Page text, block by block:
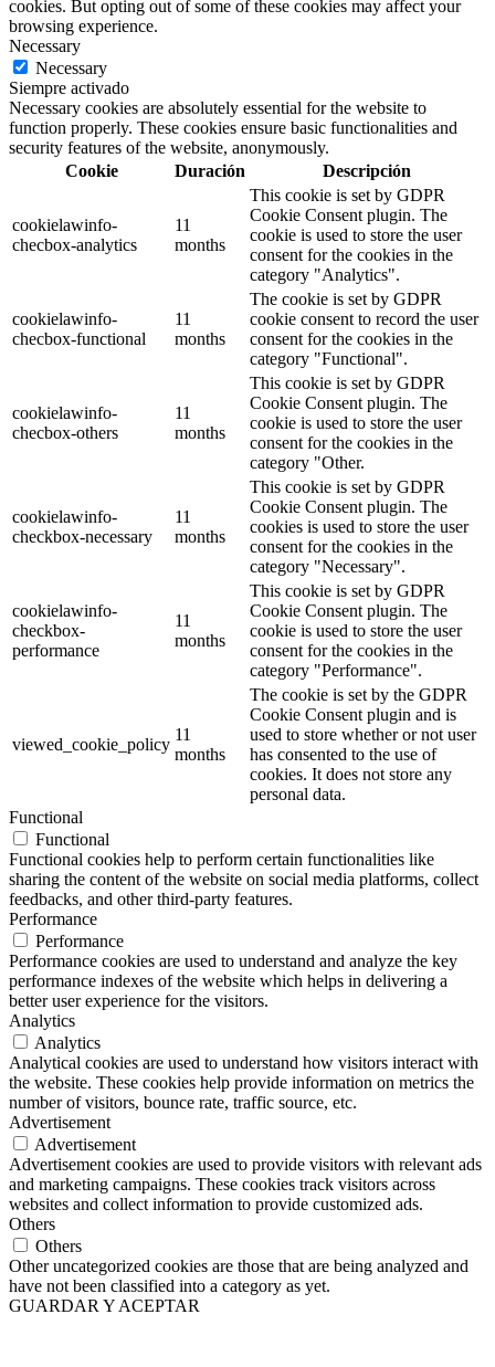
cookies. But opting out of some of these cookies may affect your
browsing experience.
Necessary
Necessary
Siempre activado
Necessary cookies are absolutely essential for the website to
function properly. These cookies ensure basic functionalities and
security features of the website, anonymously.
Cookie
Duración Descripción
cookielawinfo-
checbox-analytics
11
months
This cookie is set by GDPR
Cookie Consent plugin. The
cookie is used to store the user
consent for the cookies in the
category "Analytics".
cookielawinfo-
checbox-functional
11
months
The cookie is set by GDPR
cookie consent to record the user
consent for the cookies in the
category "Functional".
cookielawinfo-
checbox-others
11
months
This cookie is set by GDPR
Cookie Consent plugin. The
cookie is used to store the user
consent for the cookies in the
category "Other.
cookielawinfo-
checkbox-necessary
11
months
This cookie is set by GDPR
Cookie Consent plugin. The
cookies is used to store the user
consent for the cookies in the
category "Necessary".
cookielawinfo-
checkbox-
performance
11
months
This cookie is set by GDPR
Cookie Consent plugin. The
cookie is used to store the user
consent for the cookies in the
category "Performance".
viewed_cookie_policy
11
months
The cookie is set by the GDPR
Cookie Consent plugin and is
used to store whether or not user
has consented to the use of
cookies. It does not store any
personal data.
Functional
Functional
Functional cookies help to perform certain functionalities like
sharing the content of the website on social media platforms, collect
feedbacks, and other third-party features.
Performance
Performance
Performance cookies are used to understand and analyze the key
performance indexes of the website which helps in delivering a
better user experience for the visitors.
Analytics
Analytics
Analytical cookies are used to understand how visitors interact with
the website. These cookies help provide information on metrics the
number of visitors, bounce rate, traffic source, etc.
Advertisement
Advertisement
Advertisement cookies are used to provide visitors with relevant ads
and marketing campaigns. These cookies track visitors across
websites and collect information to provide customized ads.
Others
Others
Other uncategorized cookies are those that are being analyzed and
have not been classified into a category as yet.
GUARDAR Y ACEPTAR